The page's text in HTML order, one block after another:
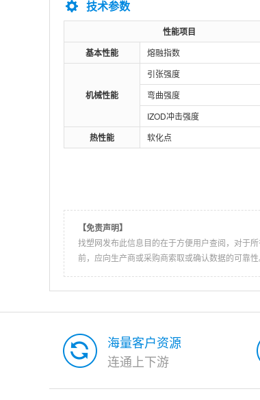
技术参数
性能项目
基本性能
熔融指数
机械性能
引张强度
弯曲强度
IZOD冲击强度
热性能 软化点
【免责声明】
找塑网发布此信息目的在于方便用户查阅，对于
前，应向生产商或采购商索取或确认数据的可靠性
海量客户资源
连通上下游